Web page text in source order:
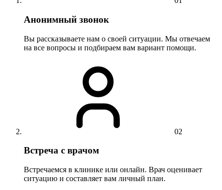
Анонимный звонок
Вы рассказываете нам о своей ситуации. Мы отвечаем
на все вопросы и подбираем вам вариант помощи.
02
Встреча с врачом
Встречаемся в клинике или онлайн. Врач оценивает
ситуацию и составляет вам личный план.